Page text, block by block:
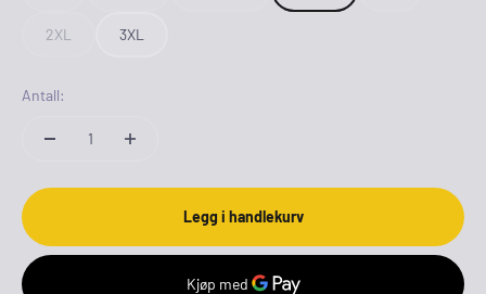
2XL 3XL
Antall:
Legg i handlekurv